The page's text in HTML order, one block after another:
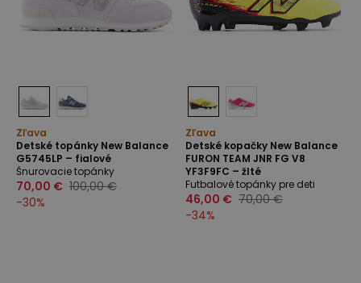
Zľava
Detské topánky New Balance
G5745LP – fialové
Šnurovacie topánky
70,00 € 100,00 €
-30%
Zľava
Detské kopačky New Balance
FURON TEAM JNR FG V8
YF3F9FC – žlté
Futbalové topánky pre deti
46,00 € 70,00 €
-34%